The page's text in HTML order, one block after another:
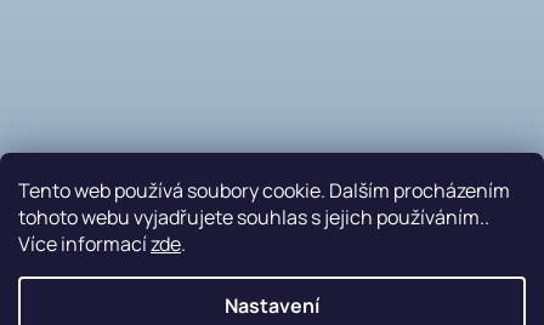
Tento web používá soubory cookie. Dalším procházením
tohoto webu vyjadřujete souhlas s jejich používáním..
Více informacízde.
Nastavení
Sledovat na Instagramu